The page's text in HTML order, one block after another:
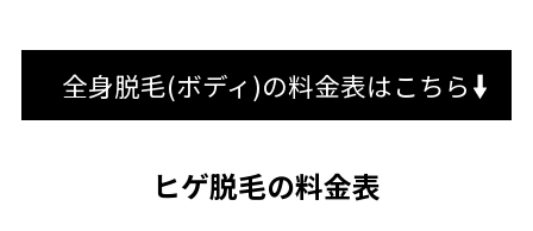
全身脱毛(ボディ)の料金表はこちら
ヒゲ脱毛の料金表